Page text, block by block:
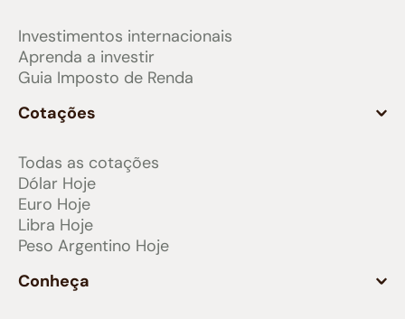
Investimentos internacionais
Aprenda a investir
Guia Imposto de Renda
Cotações
Todas as cotações
Dólar Hoje
Euro Hoje
Libra Hoje
Peso Argentino Hoje
Conheça